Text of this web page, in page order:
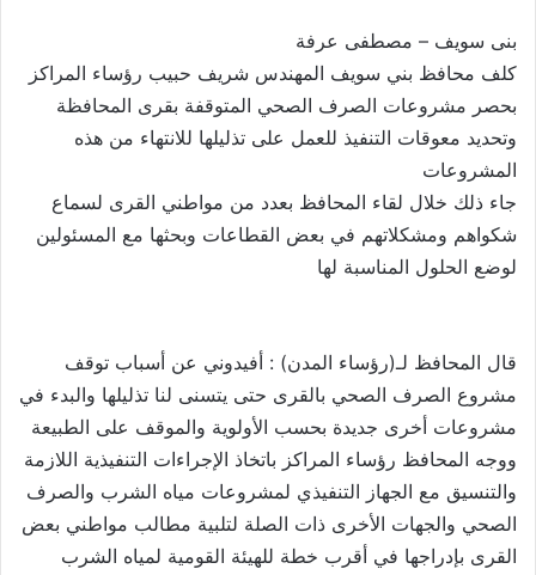
بنى سويف – مصطفى عرفة
كلف محافظ بني سويف المهندس شريف حبيب رؤساء المراكز
بحصر مشروعات الصرف الصحي المتوقفة بقرى المحافظة
وتحديد معوقات التنفيذ للعمل على تذليلها للانتهاء من هذه
المشروعات
جاء ذلك خلال لقاء المحافظ بعدد من مواطني القرى لسماع
شكواهم ومشكلاتهم في بعض القطاعات وبحثها مع المسئولين
لوضع الحلول المناسبة لها
قال المحافظ لـ(رؤساء المدن) : أفيدوني عن أسباب توقف
مشروع الصرف الصحي بالقرى حتى يتسنى لنا تذليلها والبدء في
مشروعات أخرى جديدة بحسب الأولوية والموقف على الطبيعة
ووجه المحافظ رؤساء المراكز باتخاذ الإجراءات التنفيذية اللازمة
والتنسيق مع الجهاز التنفيذي لمشروعات مياه الشرب والصرف
الصحي والجهات الأخرى ذات الصلة لتلبية مطالب مواطني بعض
القرى بإدراجها في أقرب خطة للهيئة القومية لمياه الشرب